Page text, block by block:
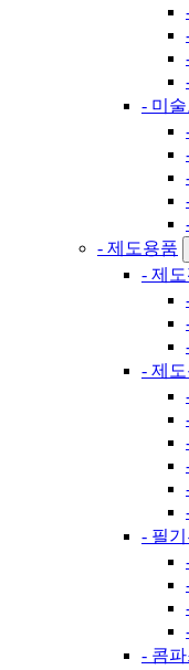
- 미
- 제도용품
- 제
- 제
- 필
- 콤